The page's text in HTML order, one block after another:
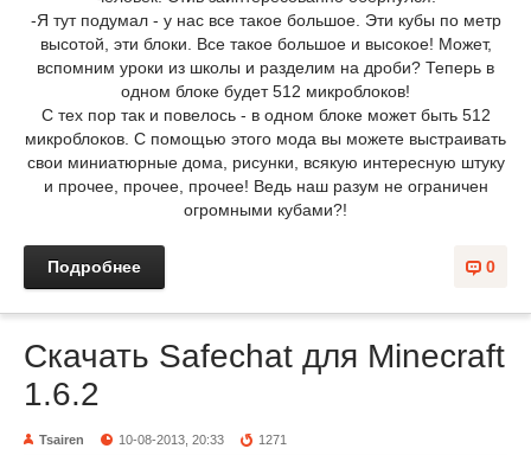
-Я тут подумал - у нас все такое большое. Эти кубы по метр
высотой, эти блоки. Все такое большое и высокое! Может,
вспомним уроки из школы и разделим на дроби? Теперь в
одном блоке будет 512 микроблоков!
С тех пор так и повелось - в одном блоке может быть 512
микроблоков. С помощью этого мода вы можете выстраивать
свои миниатюрные дома, рисунки, всякую интересную штуку
и прочее, прочее, прочее! Ведь наш разум не ограничен
огромными кубами?!
0
Подробнее
Скачать Safechat для Minecraft
1.6.2
Tsairen 10-08-2013, 20:33 1271